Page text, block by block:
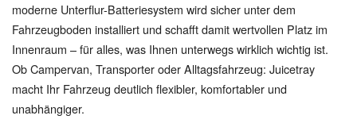
moderne Unterflur-Batteriesystem wird sicher unter dem
Fahrzeugboden installiert und schafft damit wertvollen Platz im
Innenraum – für alles, was Ihnen unterwegs wirklich wichtig ist.
Ob Campervan, Transporter oder Alltagsfahrzeug: Juicetray
macht Ihr Fahrzeug deutlich flexibler, komfortabler und
unabhängiger.